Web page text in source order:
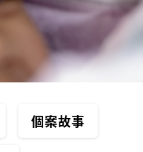
個案故事